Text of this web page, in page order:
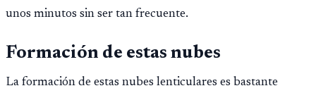
unos minutos sin ser tan frecuente.
Formación de estas nubes
La formación de estas nubes lenticulares es bastante